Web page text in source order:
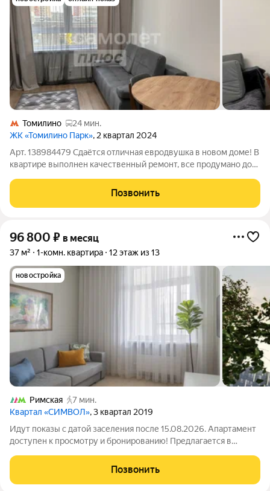
Томилино
24 мин.
ЖК «Томилино Парк», 2 квартал 2024
Арт. 138984479 Сдаётся отличная евродвушка в новом доме! В
квартире выполнен качественный ремонт, все продумано до
есть для комфортного проживания, не хватает только Вас!
Просторная
Позвонить
96 800 ₽ в месяц
37 м² 1-комн. квартира 12 этаж из 13
новостройка
Римская
7 мин.
Квартал «СИМВОЛ», 3 квартал 2019
Идут показы с датой заселения после 15.08.2026. Апартамент
доступен к просмотру и бронированию! Предлагается в
арендном доме «Символ» от ДОМ.РФ. №144 Доступна
рассрочка оплаты депозита на 3 месяца!
Позвонить